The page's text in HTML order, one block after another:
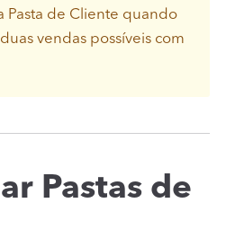
Pasta de Cliente quando
vendas possíveis com
Pastas de